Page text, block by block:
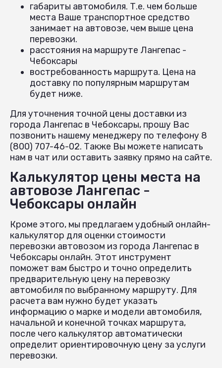
габариты автомобиля. Т.е. чем больше
места Ваше транспортное средство
занимает на автовозе, чем выше цена
перевозки.
расстояния на маршруте Лангепас -
Чебоксары
востребованность маршрута. Цена на
доставку по популярным маршрутам
будет ниже.
Для уточнения точной цены доставки из
города Лангепас в Чебоксары, прошу Вас
позвонить нашему менеджеру по телефону 8
(800) 707-46-02. Также Вы можете написать
нам в чат или оставить заявку прямо на сайте.
Калькулятор цены места на
автовозе Лангепас -
Чебоксары онлайн
Кроме этого, мы предлагаем удобный онлайн-
калькулятор для оценки стоимости
перевозки автовозом из города Лангепас в
Чебоксары онлайн. Этот инструмент
поможет вам быстро и точно определить
предварительную цену на перевозку
автомобиля по выбранному маршруту. Для
расчета вам нужно будет указать
информацию о марке и модели автомобиля,
начальной и конечной точках маршрута,
после чего калькулятор автоматически
определит ориентировочную цену за услуги
перевозки.